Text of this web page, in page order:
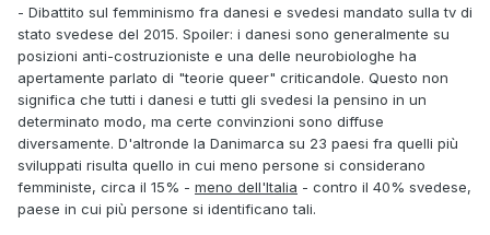
- Dibattito sul femminismo fra danesi e svedesi mandato sulla tv di
stato svedese del 2015. Spoiler: i danesi sono generalmente su
posizioni anti-costruzioniste e una delle neurobiologhe ha
apertamente parlato di "teorie queer" criticandole. Questo non
significa che tutti i danesi e tutti gli svedesi la pensino in un
determinato modo, ma certe convinzioni sono diffuse
diversamente. D'altronde la Danimarca su 23 paesi fra quelli più
sviluppati risulta quello in cui meno persone si considerano
femministe, circa il 15% - meno dell'Italia - contro il 40% svedese,
paese in cui più persone si identificano tali.